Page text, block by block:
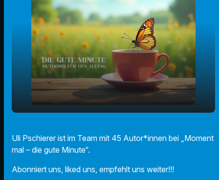
play_arrow
00:00
Uli Pschierer ist im Team mit 45 Autor*innen bei „Moment
mal – die gute Minute“.
Abonniert uns, liked uns, empfehlt uns weiter!!!